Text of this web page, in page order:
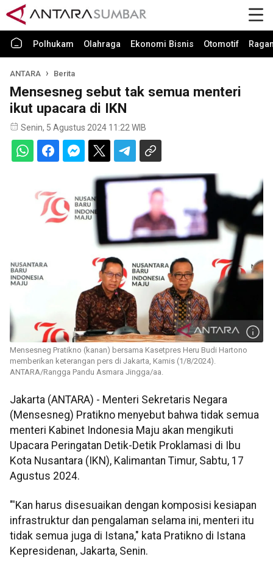
Polhukam Olahraga Ekonomi Bisnis Otomotif
ANTARA Berita
Mensesneg sebut tak semua menteri
ikut upacara di IKN
Senin, 5 Agustus 2024 11:22 WIB
Mensesneg Pratikno (kanan) bersama Kasetpres Heru Budi Hartono
memberikan keterangan pers di Jakarta, Kamis (1/8/2024).
ANTARA/Rangga Pandu Asmara Jingga/aa.
Jakarta (ANTARA) - Menteri Sekretaris Negara
(Mensesneg) Pratikno menyebut bahwa tidak semua
menteri Kabinet Indonesia Maju akan mengikuti
Upacara Peringatan Detik-Detik Proklamasi di Ibu
Kota Nusantara (IKN), Kalimantan Timur, Sabtu, 17
Agustus 2024.
"'Kan harus disesuaikan dengan komposisi kesiapan
infrastruktur dan pengalaman selama ini, menteri itu
tidak semua juga di Istana," kata Pratikno di Istana
Kepresidenan, Jakarta, Senin.